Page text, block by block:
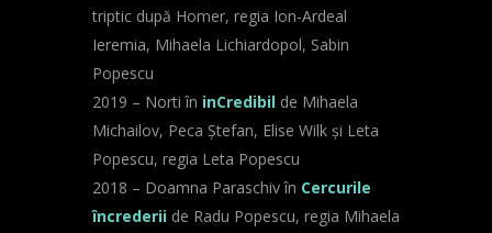
triptic după Homer, regia Ion-Ardeal
Ieremia, Mihaela Lichiardopol, Sabin
Popescu
2019 – Norti în inCredibil de Mihaela
Michailov, Peca Ștefan, Elise Wilk și Leta
Popescu, regia Leta Popescu
2018 – Doamna Paraschiv în Cercurile
încrederii de Radu Popescu, regia Mihaela